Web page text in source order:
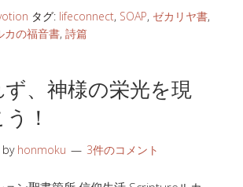
タグ: lifeconnect, SOAP, ゼカリヤ書,
カの福音書, 詩篇
ず、神様の栄光を現
！
by honmoku 3件のコメント